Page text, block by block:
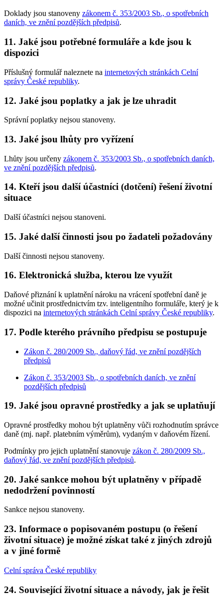
Doklady jsou stanoveny zákonem č. 353/2003 Sb., o spotřebních
daních, ve znění pozdějších předpisů.
11. Jaké jsou potřebné formuláře a kde jsou k
dispozici
Příslušný formulář naleznete na internetových stránkách Celní
správy České republiky.
12. Jaké jsou poplatky a jak je lze uhradit
Správní poplatky nejsou stanoveny.
13. Jaké jsou lhůty pro vyřízení
Lhůty jsou určeny zákonem č. 353/2003 Sb., o spotřebních daních,
ve znění pozdějších předpisů.
14. Kteří jsou další účastníci (dotčení) řešení životní
situace
Další účastníci nejsou stanoveni.
15. Jaké další činnosti jsou po žadateli požadovány
Další činnosti nejsou stanoveny.
16. Elektronická služba, kterou lze využít
Daňové přiznání k uplatnění nároku na vrácení spotřební daně je
možné učinit prostřednictvím tzv. inteligentního formuláře, který je k
dispozici na internetových stránkách Celní správy České republiky.
17. Podle kterého právního předpisu se postupuje
Zákon č. 280/2009 Sb., daňový řád, ve znění pozdějších
předpisů
Zákon č. 353/2003 Sb., o spotřebních daních, ve znění
pozdějších předpisů
19. Jaké jsou opravné prostředky a jak se uplatňují
Opravné prostředky mohou být uplatněny vůči rozhodnutím správce
daně (mj. např. platebním výměrům), vydaným v daňovém řízení.
Podmínky pro jejich uplatnění stanovuje zákon č. 280/2009 Sb.,
daňový řád, ve znění pozdějších předpisů.
20. Jaké sankce mohou být uplatněny v případě
nedodržení povinností
Sankce nejsou stanoveny.
23. Informace o popisovaném postupu (o řešení
životní situace) je možné získat také z jiných zdrojů
a v jiné formě
Celní správa České republiky
24. Související životní situace a návody, jak je řešit